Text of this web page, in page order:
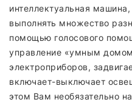
интеллектуальная
выполнять множество
помощью голосового
управление «умным
электроприборов,
включает-выключает
этом Вам необязательно